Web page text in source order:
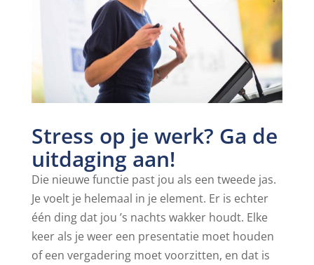
Stress op je werk? Ga de
uitdaging aan!
Die nieuwe functie past jou als een tweede jas.
Je voelt je helemaal in je element. Er is echter
één ding dat jou ’s nachts wakker houdt. Elke
keer als je weer een presentatie moet houden
of een vergadering moet voorzitten, en dat is